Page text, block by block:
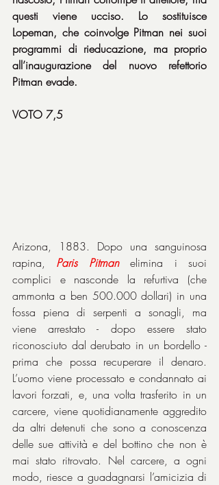
questi viene ucciso. Lo sostituisce
Lopeman, che coinvolge Pitman nei suoi
programmi di rieducazione, ma proprio
all’inaugurazione del nuovo refettorio
Pitman evade.
VOTO 7,5
Arizona, 1883. Dopo una sanguinosa
rapina, Paris Pitman elimina i suoi
complici e nasconde la refurtiva (che
ammonta a ben 500.000 dollari) in una
fossa piena di serpenti a sonagli, ma
viene arrestato - dopo essere stato
riconosciuto dal derubato in un bordello -
prima che possa recuperare il denaro.
L’uomo viene processato e condannato ai
lavori forzati, e, una volta trasferito in un
carcere, viene quotidianamente aggredito
da altri detenuti che sono a conoscenza
delle sue attività e del bottino che non è
mai stato ritrovato. Nel carcere, a ogni
modo, riesce a guadagnarsi l’amicizia di